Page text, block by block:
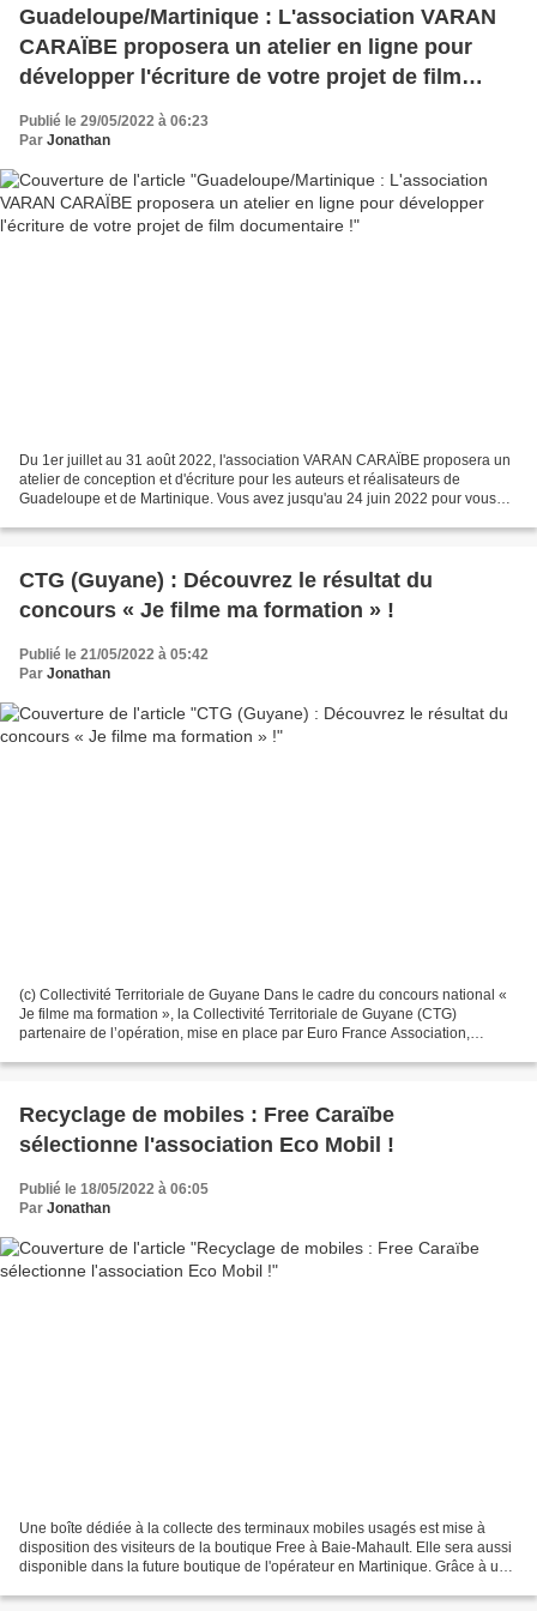
Guadeloupe/Martinique : L'association VARAN
CARAÏBE proposera un atelier en ligne pour
développer l'écriture de votre projet de film
Publié le 29/05/2022 à 06:23
Par Jonathan
Du 1er juillet au 31 août 2022, l'association VARAN CARAÏBE proposera un
atelier de conception et d'écriture pour les auteurs et réalisateurs de
Guadeloupe et de Martinique. Vous avez jusqu'au 24 juin 2022 pour vous
CTG (Guyane) : Découvrez le résultat du
concours « Je filme ma formation » !
Publié le 21/05/2022 à 05:42
Par Jonathan
(c) Collectivité Territoriale de Guyane Dans le cadre du concours national «
Je filme ma formation », la Collectivité Territoriale de Guyane (CTG)
partenaire de l’opération, mise en place par Euro France Association,
Recyclage de mobiles : Free Caraïbe
sélectionne l'association Eco Mobil !
Publié le 18/05/2022 à 06:05
Par Jonathan
Une boîte dédiée à la collecte des terminaux mobiles usagés est mise à
disposition des visiteurs de la boutique Free à Baie-Mahault. Elle sera aussi
disponible dans la future boutique de l'opérateur en Martinique. Grâce à un